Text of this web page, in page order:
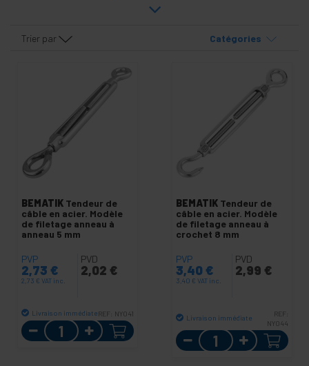
Trier par Catégories
BEMATIK Tendeur de
câble en acier. Modèle
de filetage anneau à
anneau 5 mm
PVP
2,73 €
2,73 € VAT inc.
PVD
2,02 €
Livraison immédiate REF: NY041
Quantité
BEMATIK Tendeur de
câble en acier. Modèle
de filetage anneau à
crochet 8 mm
PVP
3,40 €
3,40 € VAT inc.
PVD
2,99 €
Livraison immédiate
REF:
NY044
Quantité